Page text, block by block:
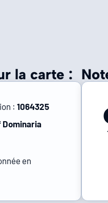
la carte :
:1064325
Dominaria
en